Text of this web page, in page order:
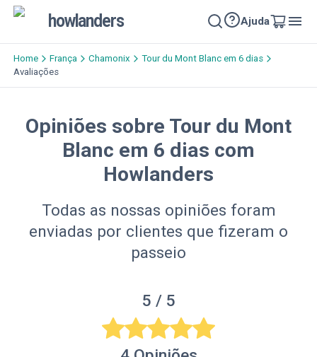
howlanders Ajuda
Home França Chamonix
Tour du Mont Blanc em 6 dias
Avaliações
Opiniões sobre Tour du Mont
Blanc em 6 dias com
Howlanders
Todas as nossas opiniões foram
enviadas por clientes que fizeram o
passeio
5 / 5